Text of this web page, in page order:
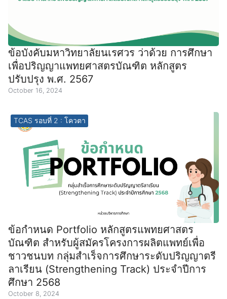
ข้อบังคับมหาวิทยาลัยนเรศวร ว่าด้วย การศึกษา
เพื่อปริญญาแพทยศาสตรบัณฑิต หลักสูตร
ปรับปรุง พ.ศ. 2567
October 16, 2024
TCAS รอบที่ 2 : โควตา
ข้อกำหนด Portfolio หลักสูตรแพทยศาสตร
บัณฑิต สำหรับผู้สมัครโครงการผลิตแพทย์เพื่อ
ชาวชนบท กลุ่มสำเร็จการศึกษาระดับปริญญาตรี
ลาเรียน (Strengthening Track) ประจำปีการ
ศึกษา 2568
October 8, 2024